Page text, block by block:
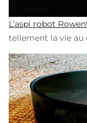
L’aspi robot
tellement la vie au